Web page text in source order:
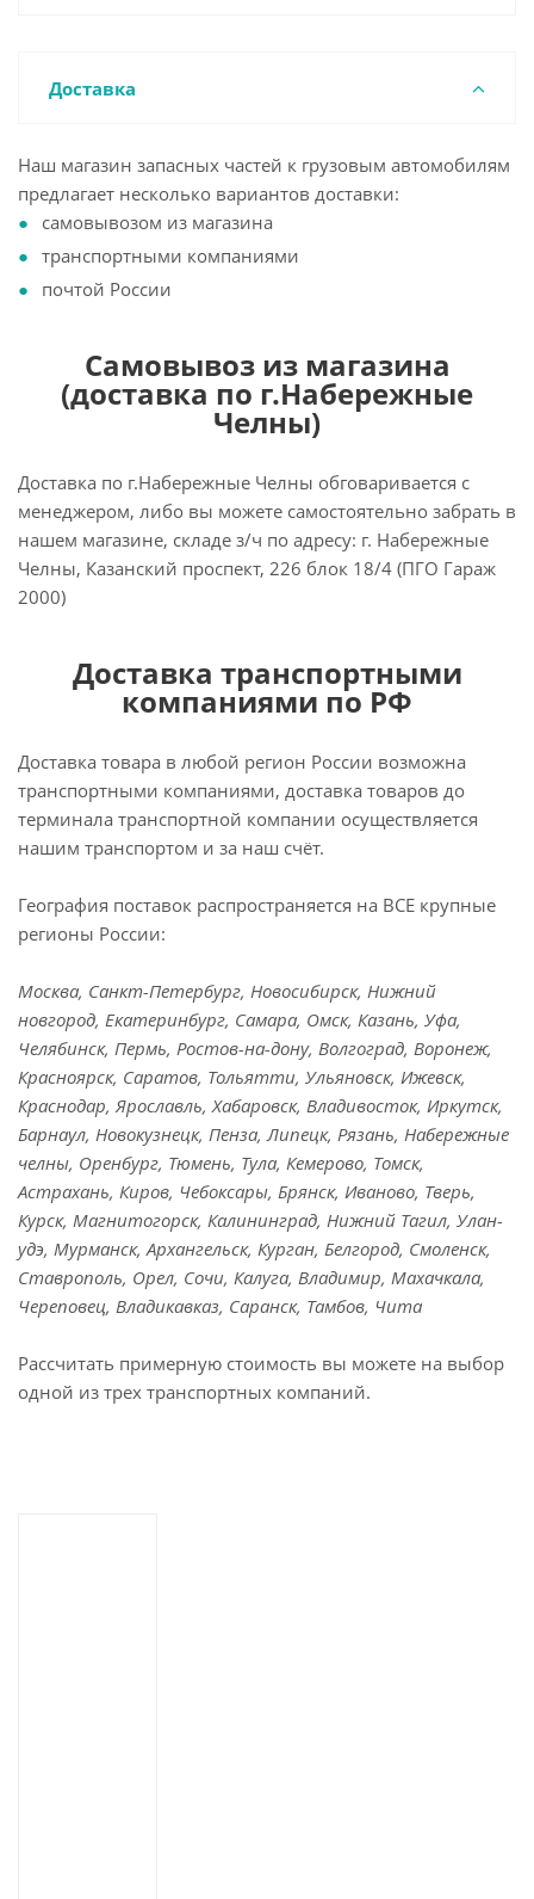
Доставка
Наш магазин запасных частей к грузовым автомобилям
предлагает несколько вариантов доставки:
самовывозом из магазина
транспортными компаниями
почтой России
Самовывоз из магазина
(доставка по г.Набережные
Челны)
Доставка по г.Набережные Челны обговаривается с
менеджером, либо вы можете самостоятельно забрать в
нашем магазине, складе з/ч по адресу: г. Набережные
Челны, Казанский проспект, 226 блок 18/4 (ПГО Гараж
2000)
Доставка транспортными
компаниями по РФ
Доставка товара в любой регион России возможна
транспортными компаниями, доставка товаров до
терминала транспортной компании осуществляется
нашим транспортом и за наш счёт.
География поставок распространяется на ВСЕ крупные
регионы России:
Москва, Санкт-Петербург, Новосибирск, Нижний
новгород, Екатеринбург, Самара, Омск, Казань, Уфа,
Челябинск, Пермь, Ростов-на-дону, Волгоград, Воронеж,
Красноярск, Саратов, Тольятти, Ульяновск, Ижевск,
Краснодар, Ярославль, Хабаровск, Владивосток, Иркутск,
Барнаул, Новокузнецк, Пенза, Липецк, Рязань, Набережные
челны, Оренбург, Тюмень, Тула, Кемерово, Томск,
Астрахань, Киров, Чебоксары, Брянск, Иваново, Тверь,
Курск, Магнитогорск, Калининград, Нижний Тагил, Улан-
удэ, Мурманск, Архангельск, Курган, Белгород, Смоленск,
Ставрополь, Орел, Сочи, Калуга, Владимир, Махачкала,
Череповец, Владикавказ, Саранск, Тамбов, Чита
Рассчитать примерную стоимость вы можете на выбор
одной из трех транспортных компаний.